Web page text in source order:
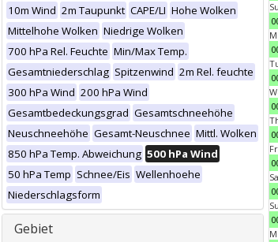
10m Wind 2m Taupunkt CAPE/LI Hohe Wolken
Mittelhohe Wolken Niedrige Wolken
700 hPa Rel. Feuchte Min/Max Temp.
Gesamtniederschlag Spitzenwind 2m Rel. feuchte
300 hPa Wind 200 hPa Wind
Gesamtbedeckungsgrad Gesamtschneehöhe
Neuschneehöhe Gesamt-Neuschnee Mittl. Wolken
850 hPa Temp. Abweichung 500 hPa Wind
50 hPa Temp Schnee/Eis Wellenhoehe
Niederschlagsform
Gebiet